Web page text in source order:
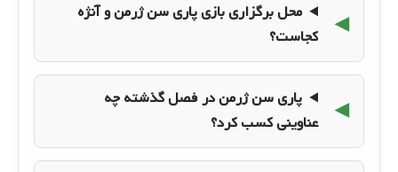
محل برگزاری بازی پاری سن ژرمن و آنژه
کجاست؟
پاری سن ژرمن در فصل گذشته چه
عناوینی کسب کرد؟